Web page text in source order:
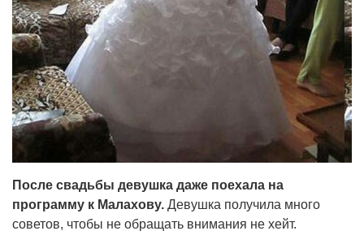
После свадьбы девушка даже поехала на
программу к Малахову. Девушка получила много
советов, чтобы не обращать внимания не хейт.